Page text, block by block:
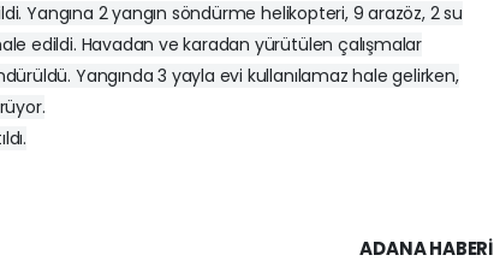
Yangına 2 yangın söndürme helikopteri, 9 arazöz, 2 su
edildi. Havadan ve karadan yürütülen çalışmalar
Yangında 3 yayla evi kullanılamaz hale gelirken,
ADANA HABERİ